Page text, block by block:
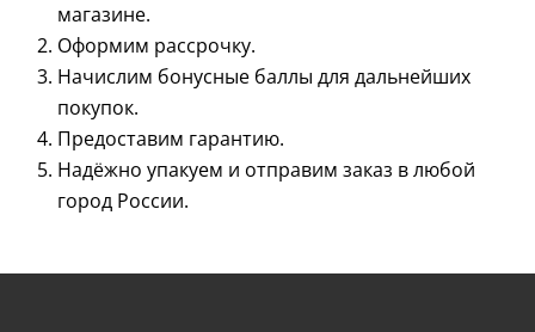
магазине.
Оформим рассрочку.
Начислим бонусные баллы для дальнейших
покупок.
Предоставим гарантию.
Надёжно упакуем и отправим заказ в любой
город России.